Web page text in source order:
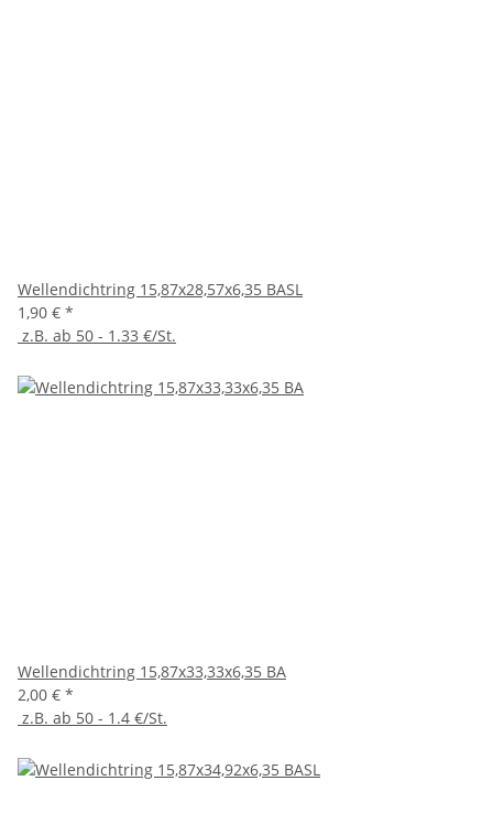
Wellendichtring 15,87x28,57x6,35 BASL
1,90 € *
z.B. ab 50 - 1.33 €/St.
Wellendichtring 15,87x33,33x6,35 BA
2,00 € *
z.B. ab 50 - 1.4 €/St.